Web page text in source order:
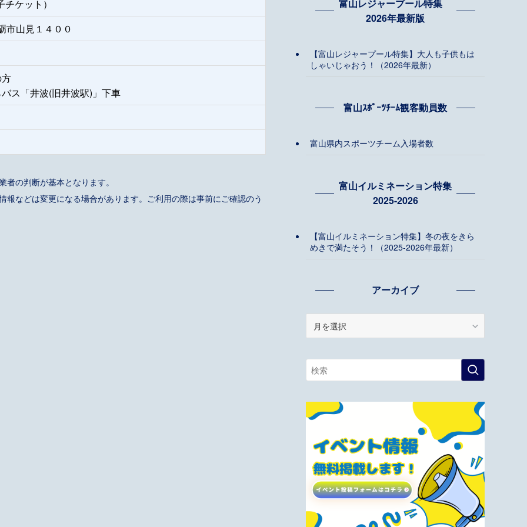
チケット）
市山見１４００
ス「井波(旧井波駅)」下車
の判断が基本となります。
などは変更になる場合があります。ご利用の際は事前にご確認のう
富山レジャープール特集
2026年最新版
【富山レジャープール特集】大人も子供もは
しゃいじゃおう！（2026年最新）
富山ｽﾎﾟｰﾂﾁｰﾑ観客動員数
富山県内スポーツチーム入場者数
富山イルミネーション特集
2025-2026
【富山イルミネーション特集】冬の夜をきら
めきで満たそう！（2025-2026年最新）
アーカイブ
イ
ブ